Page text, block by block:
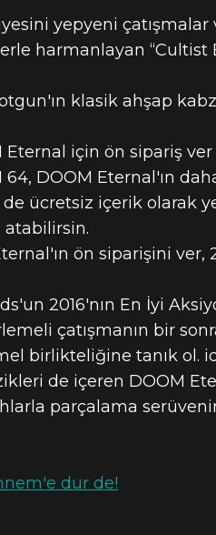
yepyeni
harmanlayan “Cultist
klasik ahşap
için ön sipariş ver
DOOM Eternal'ın
ücretsiz içerik olarak
ön siparişini ver,
2016'nın En İyi
çatışmanın bir
birlikteliğine tanık ol.
de içeren DOOM
parçalama
dur de!